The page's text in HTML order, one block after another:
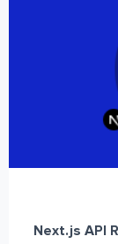
Next.js API